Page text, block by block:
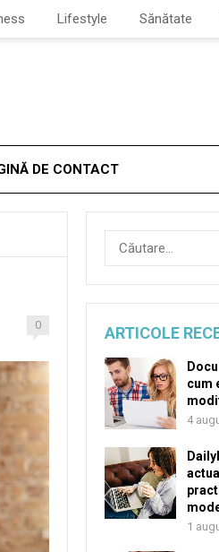
Lifestyle Sănătate
DE CONTACT
0
Caută
după:
ARTICOLE
cum
4
1